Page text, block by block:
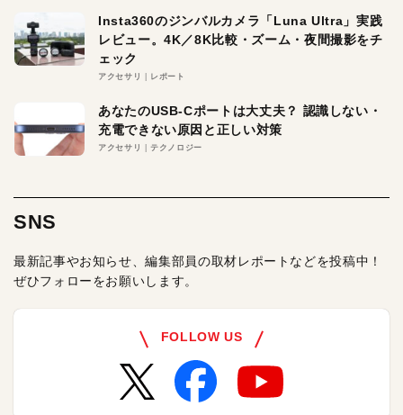
Insta360のジンバルカメラ「Luna Ultra」実践
レビュー。4K／8K比較・ズーム・夜間撮影をチ
ェック
アクセサリ レポート
あなたのUSB-Cポートは大丈夫？ 認識しない・
充電できない原因と正しい対策
アクセサリ テクノロジー
SNS
最新記事やお知らせ、編集部員の取材レポートなどを投稿中！
ぜひフォローをお願いします。
FOLLOW US